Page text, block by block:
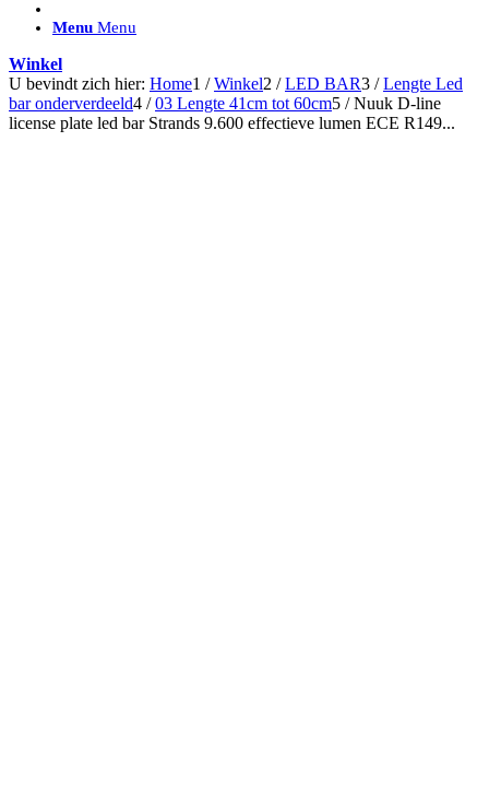
ACCESSOIRES/ AANSLUITMATERIAAL
Can-bus interface
Accessoires Lazer
Kabelboom & Adapters
Installatiemateriaal
Menu Menu
Winkel
U bevindt zich hier: Home1 / Winkel2 / LED BAR3 / Lengte Led
bar onderverdeeld4 / 03 Lengte 41cm tot 60cm5 / Nuuk D-line
license plate led bar Strands 9.600 effectieve lumen ECE R149...